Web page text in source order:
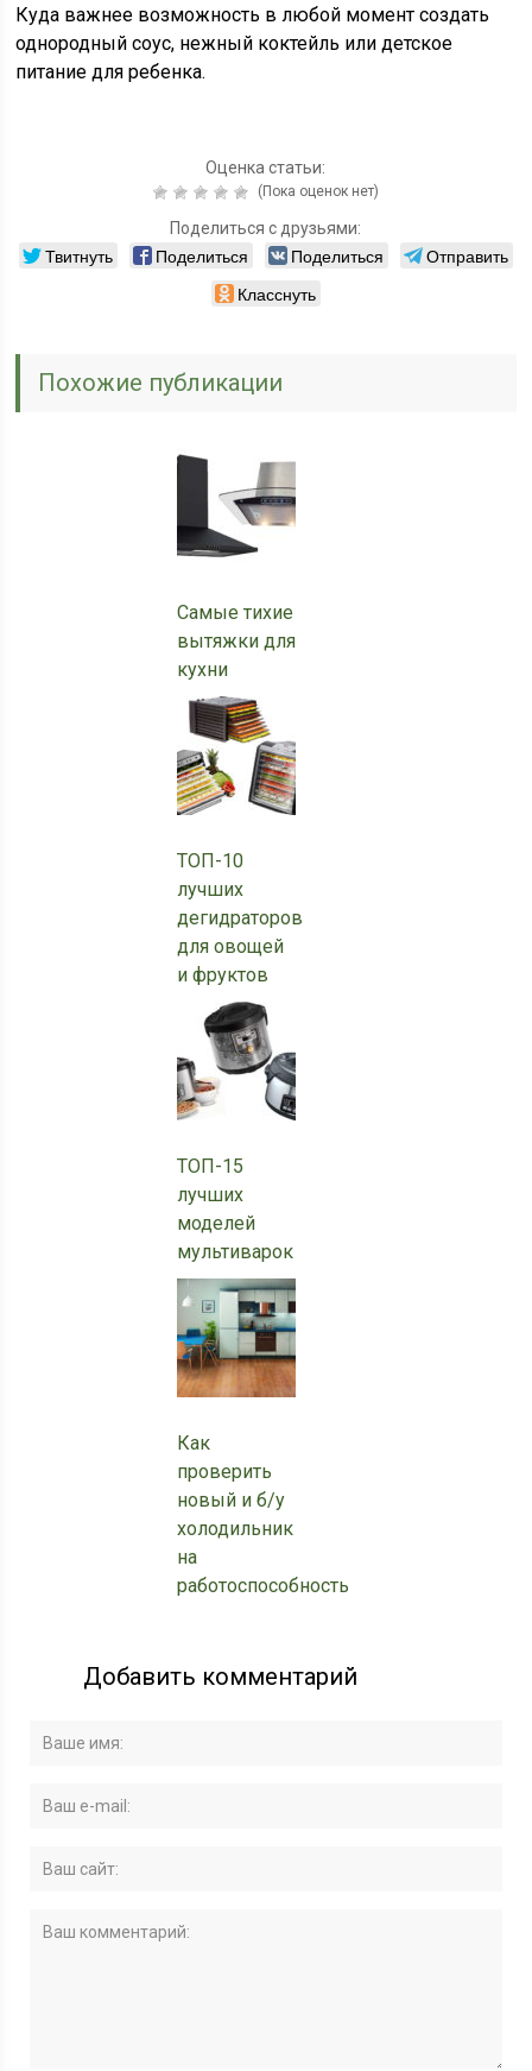
Куда важнее возможность в любой момент создать
однородный соус, нежный коктейль или детское
питание для ребенка.
Оценка статьи:
(Пока оценок нет)
Поделиться с друзьями:
Твитнуть Поделиться Поделиться
Отправить
Класснуть
Похожие публикации
Самые тихие
вытяжки для
кухни
ТОП-10
лучших
дегидраторов
для овощей
и фруктов
ТОП-15
лучших
моделей
мультиварок
Как
проверить
новый и б/у
холодильник
на
работоспособность
Добавить комментарий